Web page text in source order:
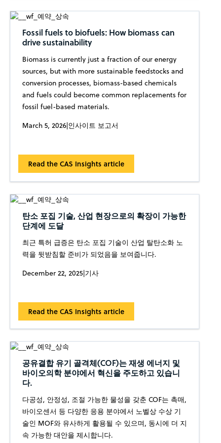
Fossil fuels to biofuels: How biomass can
drive sustainability
Biomass is currently just a fraction of our energy
sources, but with more sustainable feedstocks and
conversion processes, biomass-based chemicals
and fuels could become common replacements for
fossil fuel-based materials.
March 5, 2026|인사이트 보고서
Read the CAS Insights article
탄소 포집 기술, 산업 현장으로의 확장이 가능한
단계에 도달
최근 특허 급증은 탄소 포집 기술이 산업 탈탄소화 노
력을 뒷받침할 준비가 되었음을 보여줍니다.
December 22, 2025|기사
Read the CAS Insights article
공유결합 유기 골격체(COF)는 재생 에너지 및
바이오의학 분야에서 혁신을 주도하고 있습니
다.
다공성, 안정성, 조절 가능한 물성을 갖춘 COF는 촉매,
바이오센서 등 다양한 응용 분야에서 노벨상 수상 기
술인 MOF와 유사하게 활용될 수 있으며, 동시에 더 지
속 가능한 대안을 제시합니다.